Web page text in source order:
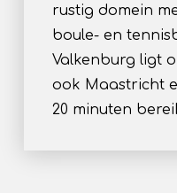
rustig domein
boule- en
Valkenburg ligt
ook Maastricht
20 minuten